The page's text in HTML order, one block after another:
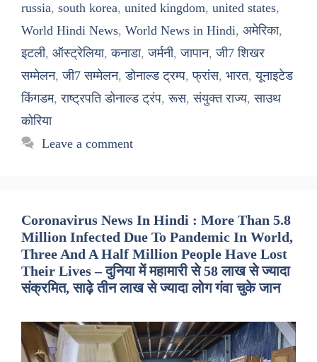
russia, south korea, united kingdom, united states,
World Hindi News, World News in Hindi, अमेरिका,
इटली, ऑस्ट्रेलिया,कनाडा,जर्मनी,जापान,जी7 शिखर
सम्मेलन,जी7 सम्मेलन,डोनाल्ड ट्रम्प,फ्रांस, भारत,यूनाइटेड
किंगडम,राष्ट्रपति डोनाल्ड ट्रंप,रूस,संयुक्त राज्य,साउथ
कोरिया
Leave a comment
Coronavirus News In Hindi : More Than 5.8
Million Infected Due To Pandemic In World,
Three And A Half Million People Have Lost
Their Lives – दुनिया में महामारी से 58 लाख से ज्यादा
संक्रमित, साढ़े तीन लाख से ज्यादा लोग गंवा चुके जान